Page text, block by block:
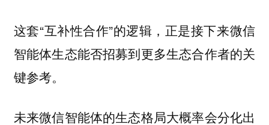
这套“互补性合作”的逻辑，正是接下来微信
智能体生态能否招募到更多生态合作者的关
键参考。
未来微信智能体的生态格局大概率会分化出